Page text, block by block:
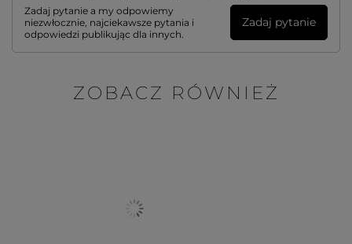
Zadaj pytanie a my odpowiemy
niezwłocznie, najciekawsze pytania i
odpowiedzi publikując dla innych.
Zadaj pytanie
ZOBACZ RÓWNIEŻ